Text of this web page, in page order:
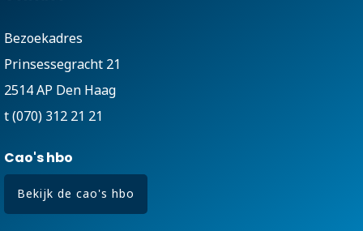
Bezoekadres
Prinsessegracht 21
2514 AP Den Haag
t (070) 312 21 21
Cao's hbo
Bekijk de cao's hbo